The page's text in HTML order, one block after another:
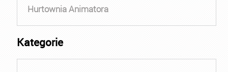
Hurtownia Animatora
Kategorie